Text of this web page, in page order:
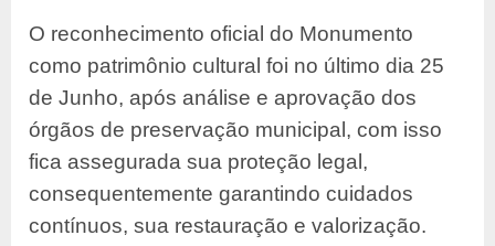
O reconhecimento oficial do Monumento
como patrimônio cultural foi no último dia 25
de Junho, após análise e aprovação dos
órgãos de preservação municipal, com isso
fica assegurada sua proteção legal,
consequentemente garantindo cuidados
contínuos, sua restauração e valorização.